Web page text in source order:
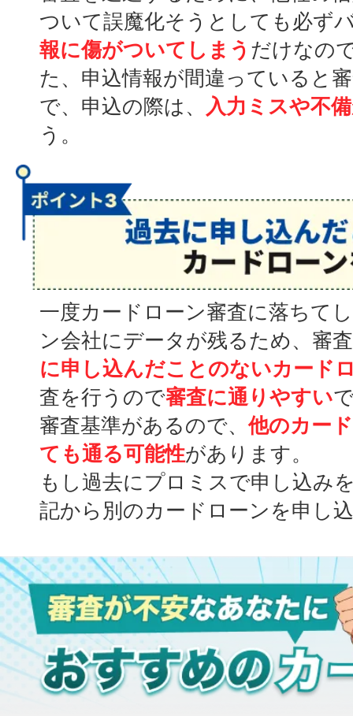
ついて誤魔化そうとしても必ず
報に傷がついてしまう だけなの
た、申込情報が間違っていると
で、申込の際は、
入力ミスや不
う。
一度カードローン審査に落ちて
ン会社にデータが残るため、審
に申し込んだことのないカード
査を行うので審査に通りやすい
審査基準があるので、他のカー
ても通る可能性があります。
もし過去にプロミスで申し込み
記から別のカードローンを申し